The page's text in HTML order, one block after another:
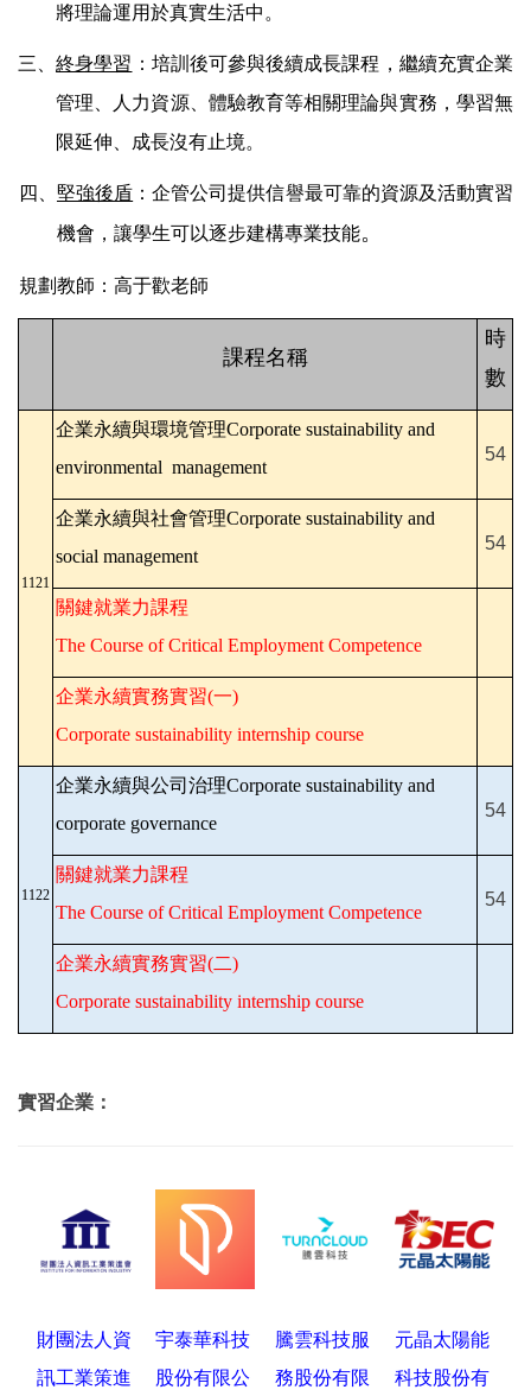
將理論運用於真實生活中。
三、終身學習 ：培訓後可參與後續成長課程，繼續充實企業
管理、人力資源、體驗教育等相關理論與實務，學習無
限延伸、成長沒有止境。
四、 堅強後盾 ：企管公司提供信譽最可靠的資源及活動實習
機會，讓學生可以逐步建構專業技能。
規劃教師：高于歡老師
課程名稱
時
數
1121
企業永續與環境管理Corporate sustainability and
environmental management
54
企業永續與社會管理Corporate sustainability and
social management
54
關鍵就業力課程
The Course of Critical Employment Competence
企業永續實務實習(一)
Corporate sustainability internship course
1122
企業永續與公司治理Corporate sustainability and
corporate governance
54
關鍵就業力課程
The Course of Critical Employment Competence
54
企業永續實務實習(二)
Corporate sustainability internship course
實習企業：
財團法人資
訊工業策進
宇泰華科技
股份有限公
騰雲科技服
務股份有限
元晶太陽能
科技股份有